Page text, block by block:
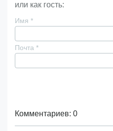
или как гость:
Имя *
Почта *
Комментариев: 0